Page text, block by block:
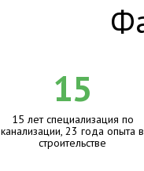
15
15 лет специализация по
канализации, 23 года опыта в
строительстве